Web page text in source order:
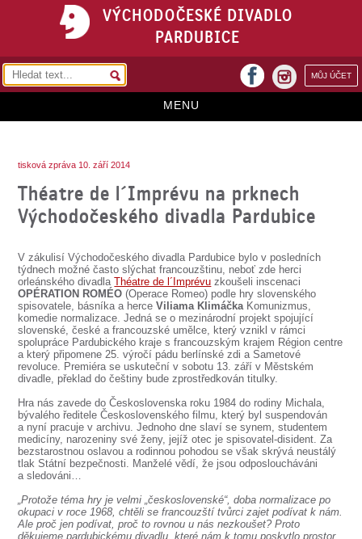
VÝCHODOČESKÉ DIVADLO
PARDUBICE
MŮJ ÚČET
facebook
MENU
REPERTOÁR
PŘEDPLATNÉ
KONTAKTY
O DIVADLE
SOUBOR
DÁLE NABÍZÍME
tisková zpráva 10. září 2014
Théatre de l´Imprévu na prknech
Východočeského divadla Pardubice
V zákulisí Východočeského divadla Pardubice bylo v posledních
týdnech možné často slýchat francouzštinu, neboť zde herci
orleánského divadlaThéatre de l´Imprévu zkoušeli inscenaci
OPÉRATION ROMÉO (Operace Romeo) podle hry slovenského
spisovatele, básníka a herceViliama KlimáčkaKomunizmus,
komedie normalizace. Jedná se o mezinárodní projekt spojující
slovenské, české a francouzské umělce, který vznikl v rámci
spolupráce Pardubického kraje s francouzským krajem Région centre
a který připomene 25. výročí pádu berlínské zdi a Sametové
revoluce. Premiéra se uskuteční v sobotu 13. září v Městském
divadle, překlad do češtiny bude zprostředkován titulky.
Hra nás zavede do Československa roku 1984 do rodiny Michala,
bývalého ředitele Československého filmu, který byl suspendován
a nyní pracuje v archivu. Jednoho dne slaví se synem, studentem
medicíny, narozeniny své ženy, jejíž otec je spisovatel-disident. Za
bezstarostnou oslavou a rodinnou pohodou se však skrývá neustálý
tlak Státní bezpečnosti. Manželé vědí, že jsou odposloucháváni
a sledováni…
„Protože téma hry je velmi „československé“, doba normalizace po
okupaci v roce 1968, chtěli se francouzští tvůrci zajet podívat k nám.
Ale proč jen podívat, proč to rovnou u nás nezkoušet? Proto
děkujeme pardubickému divadlu, které nám k tomu poskytlo prostor